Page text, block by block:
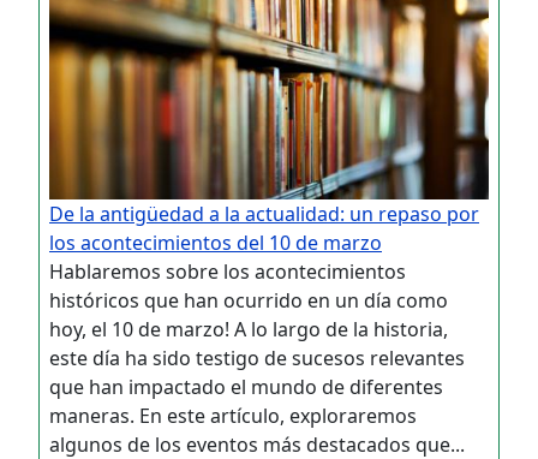
De la antigüedad a la actualidad: un repaso por
los acontecimientos del 10 de marzo
Hablaremos sobre los acontecimientos
históricos que han ocurrido en un día como
hoy, el 10 de marzo! A lo largo de la historia,
este día ha sido testigo de sucesos relevantes
que han impactado el mundo de diferentes
maneras. En este artículo, exploraremos
algunos de los eventos más destacados que...